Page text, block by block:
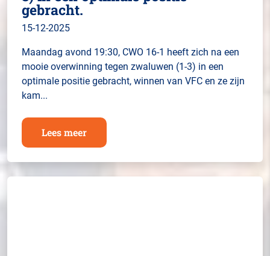
gebracht.
15-12-2025
Maandag avond 19:30, CWO 16-1 heeft zich na een
mooie overwinning tegen zwaluwen (1-3) in een
optimale positie gebracht, winnen van VFC en ze zijn
kam...
Lees meer